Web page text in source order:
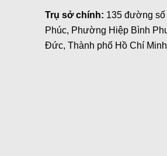
Trụ sở chính: 135 đường
Phúc, Phường Hiệp Bình
Đức, Thành phố Hồ Chí